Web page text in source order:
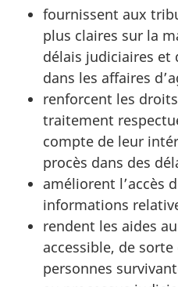
fournissent aux
plus claires sur la
délais judiciaires et
dans les affaires
renforcent les
traitement
compte de leur
procès dans des
améliorent l’accès
informations
rendent les aides
accessible, de
personnes